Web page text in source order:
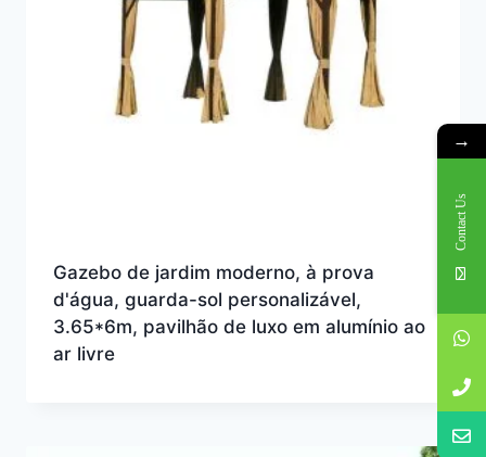
Gazebo de jardim moderno, à prova
d'água, guarda-sol personalizável,
3.65*6m, pavilhão de luxo em alumínio ao
ar livre
→
Contact Us